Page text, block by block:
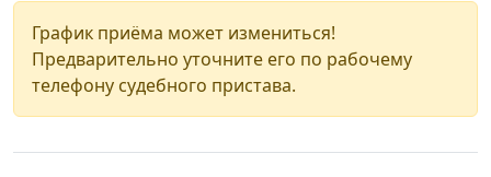
График приёма может измениться!
Предварительно уточните его по рабочему
телефону судебного пристава.